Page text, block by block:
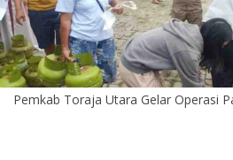
Pemkab Toraja Utara Gelar Operasi